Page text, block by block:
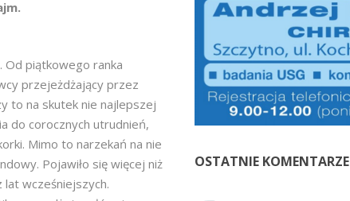
Od piątkowego ranka
przejeżdżający przez
to na skutek nie najlepszej
do corocznych utrudnień,
Mimo to narzekań na nie
Pojawiło się więcej niż
wcześniejszych.
OSTATNIE KOMENTARZE